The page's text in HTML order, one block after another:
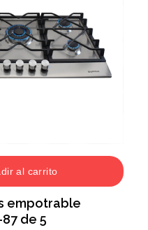
al carrito
empotrable
87 de 5